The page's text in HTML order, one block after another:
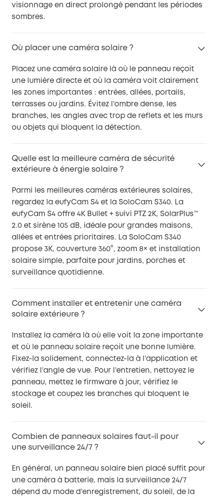
visionnage en direct prolongé pendant les périodes
sombres.
Où placer une caméra solaire ?
Placez une caméra solaire là où le panneau reçoit
une lumière directe et où la caméra voit clairement
les zones importantes : entrées, allées, portails,
terrasses ou jardins. Évitez l’ombre dense, les
branches, les angles avec trop de reflets et les murs
ou objets qui bloquent la détection.
Quelle est la meilleure caméra de sécurité
extérieure à énergie solaire ?
Parmi les meilleures caméras extérieures solaires,
regardez la eufyCam S4 et la SoloCam S340. La
eufyCam S4 offre 4K Bullet + suivi PTZ 2K, SolarPlus™
2.0 et sirène 105 dB, idéale pour grandes maisons,
allées et entrées prioritaires. La SoloCam S340
propose 3K, couverture 360°, zoom 8× et installation
solaire simple, parfaite pour jardins, porches et
surveillance quotidienne.
Comment installer et entretenir une caméra
solaire extérieure ?
Installez la caméra là où elle voit la zone importante
et où le panneau solaire reçoit une bonne lumière.
Fixez-la solidement, connectez-la à l’application et
vérifiez l’angle de vue. Pour l’entretien, nettoyez le
panneau, mettez le firmware à jour, vérifiez le
stockage et coupez les branches qui bloquent le
soleil.
Combien de panneaux solaires faut-il pour
une surveillance 24/7 ?
En général, un panneau solaire bien placé suffit pour
une caméra à batterie, mais la surveillance 24/7
dépend du mode d’enregistrement, du soleil, de la